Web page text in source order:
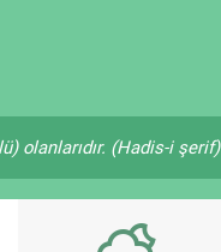
olanlarıdır. (Hadis-i şerif)